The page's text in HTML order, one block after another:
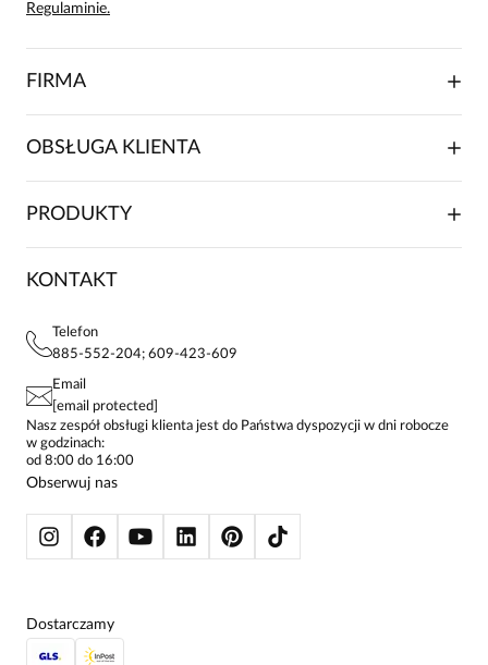
Regulaminie.
FIRMA
O NAS
FRANCZYZA
KONTAKTY
OBSŁUGA KLIENTA
SKŁADANIE ZAMÓWIENIA
FAQ
POLITYKA PRYWATNOŚCI
STREFA STAŁEGO KLIENTA
PRODUKTY
SUKIENKI
KOSZULE DAMSKIE
SPODNIE DAMSKIE
ŻAKIETY I MARYNARKI
SWETRY
BLUZY
KONTAKT
Telefon
885-552-204; 609-423-609
Email
[email protected]
Nasz zespół obsługi klienta jest do Państwa dyspozycji w dni robocze
w godzinach:
od 8:00 do 16:00
Obserwuj nas
Dostarczamy